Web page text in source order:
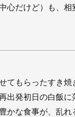
心だけど）も、相
てもらったすき焼
出発初日の白飯に
かな食事が、乱れ